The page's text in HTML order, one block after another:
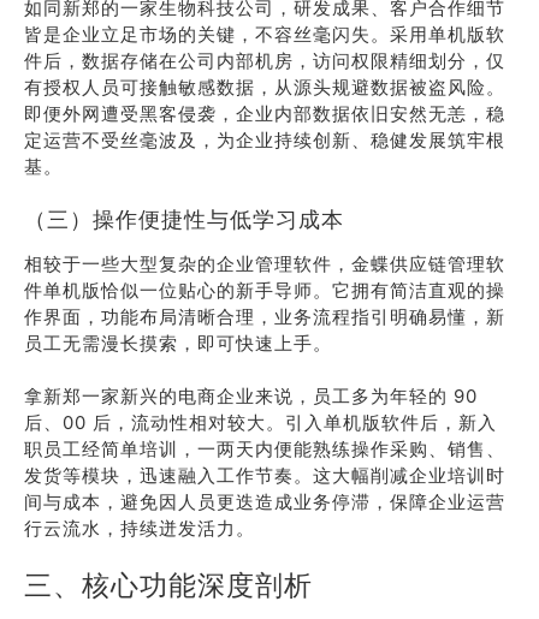
如同新郑的一家生物科技公司，研发成果、客户合作细节
皆是企业立足市场的关键，不容丝毫闪失。采用单机版软
件后，数据存储在公司内部机房，访问权限精细划分，仅
有授权人员可接触敏感数据，从源头规避数据被盗风险。
即便外网遭受黑客侵袭，企业内部数据依旧安然无恙，稳
定运营不受丝毫波及，为企业持续创新、稳健发展筑牢根
基。
（三）操作便捷性与低学习成本
相较于一些大型复杂的企业管理软件，金蝶供应链管理软
件单机版恰似一位贴心的新手导师。它拥有简洁直观的操
作界面，功能布局清晰合理，业务流程指引明确易懂，新
员工无需漫长摸索，即可快速上手。
拿新郑一家新兴的电商企业来说，员工多为年轻的 90
后、00 后，流动性相对较大。引入单机版软件后，新入
职员工经简单培训，一两天内便能熟练操作采购、销售、
发货等模块，迅速融入工作节奏。这大幅削减企业培训时
间与成本，避免因人员更迭造成业务停滞，保障企业运营
行云流水，持续迸发活力。
三、核心功能深度剖析